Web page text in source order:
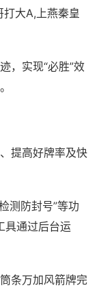
大A,上燕秦皇
，实现“必胜”效
提高好牌率及快
测防封号”等功
具通过后台运
条万加风箭牌完